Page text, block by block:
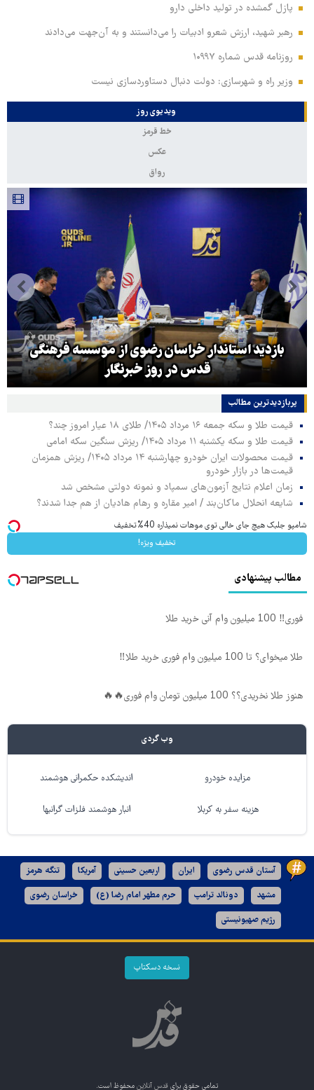
پازل گمشده در تولید داخلی دارو
رهبر شهید، ارزش شعرو ادبیات را می‌دانستند و به آن‌جهت می‌دادند
روزنامه قدس شماره ۱۰۹۹۷
وزیر راه و شهرسازی: دولت دنبال دستاوردسازی نیست
ویدیوی روز
خط قرمز
عکس
رواق
بازدید استاندار خراسان رضوی از موسسه فرهنگی
قدس در روز خبرنگار
پربازدیدترین‌ مطالب
قیمت طلا و سکه جمعه ۱۶ مرداد ۱۴۰۵/ طلای ۱۸ عیار امروز چند؟
قیمت طلا و سکه یکشنبه ۱۱ مرداد ۱۴۰۵/ ریزش سنگین سکه امامی
قیمت محصولات ایران خودرو چهارشنبه ۱۴ مرداد ۱۴۰۵/ ریزش همزمان
قیمت‌ها در بازار خودرو
زمان اعلام نتایج آزمون‌های سمپاد و نمونه دولتی مشخص شد
شایعه انحلال ماکان‌بند / امیر مقاره و رهام هادیان از هم جدا شدند؟
شامپو جلبک هیچ جای خالی توی موهات نمیذاره 40%تخفیف
تخفیف ویژه!
مطالب پیشنهادی
فوری‼️ 100 میلیون وام آنی خرید طلا
طلا میخوای؟ تا 100 میلیون وام فوری خرید طلا‼️
هنوز طلا نخریدی؟؟ 100 میلیون تومان وام فوری🔥🔥
وب گردی
مزایده خودرو اندیشکده حکمرانی هوشمند
هزینه سفر به کربلا انبار هوشمند فلزات گرانبها
آستان قدس رضوی ایران اربعین حسینی آمریکا تنگه هرمز
مشهد دونالد ترامپ حرم مطهر امام رضا (ع) خراسان رضوی
رژیم صهیونیستی
نسخه دسکتاپ
تمامی حقوق برای قدس آنلاین محفوظ است.